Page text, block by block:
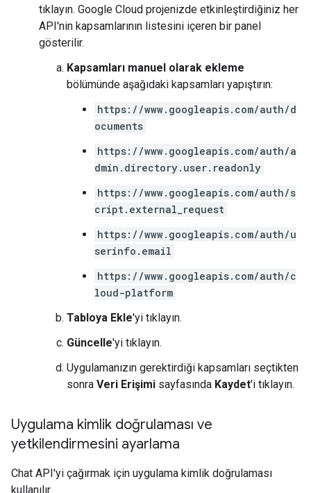
tıklayın. Google Cloud projenizde etkinleştirdiğiniz her
API'nin kapsamlarının listesini içeren bir panel
gösterilir.
Kapsamları manuel olarak ekleme
bölümünde aşağıdaki kapsamları yapıştırın:
https://www.googleapis.com/auth/d
ocuments
https://www.googleapis.com/auth/a
dmin.directory.user.readonly
https://www.googleapis.com/auth/s
cript.external_request
https://www.googleapis.com/auth/u
serinfo.email
https://www.googleapis.com/auth/c
loud-platform
Tabloya Ekle'yi tıklayın.
Güncelle'yi tıklayın.
Uygulamanızın gerektirdiği kapsamları seçtikten
sonra Veri Erişimi sayfasında Kaydet'i tıklayın.
Uygulama kimlik doğrulaması ve
yetkilendirmesini ayarlama
Chat API'yi çağırmak için uygulama kimlik doğrulaması
kullanılır.